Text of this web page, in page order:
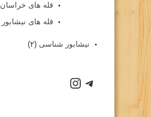
قله های خراسان
قله های نیشابور
نیشابور شناسی (۲)